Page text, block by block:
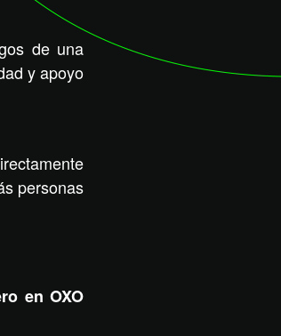
de una
y apoyo
personas
en OXO